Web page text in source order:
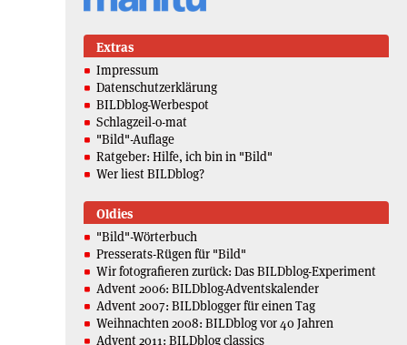
Extras
Impressum
Datenschutzerklärung
BILDblog-Werbespot
Schlagzeil-o-mat
"Bild"-Auflage
Ratgeber: Hilfe, ich bin in "Bild"
Wer liest BILDblog?
Oldies
"Bild"-Wörterbuch
Presserats-Rügen für "Bild"
Wir fotografieren zurück: Das BILDblog-Experiment
Advent 2006: BILDblog-Adventskalender
Advent 2007: BILDblogger für einen Tag
Weihnachten 2008: BILDblog vor 40 Jahren
Advent 2011: BILDblog classics